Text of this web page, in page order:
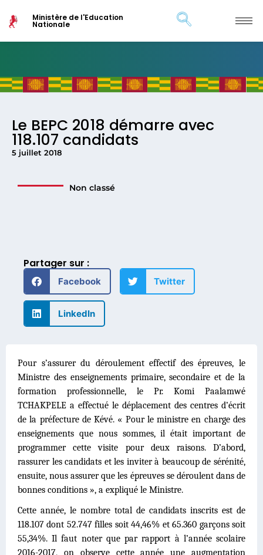
Ministère de l'Education
Nationale
Le BEPC 2018 démarre avec
118.107 candidats
5 juillet 2018
Non classé
Partager sur :
Facebook Twitter
LinkedIn
Pour s’assurer du déroulement effectif des épreuves, le
Ministre des enseignements primaire, secondaire et de la
formation professionnelle, le Pr. Komi Paalamwé
TCHAKPELE a effectué le déplacement des centres d’écrit
de la préfecture de Kévé. « Pour le ministre en charge des
enseignements que nous sommes, il était important de
programmer cette visite pour deux raisons. D’abord,
rassurer les candidats et les inviter à beaucoup de sérénité,
ensuite, nous assurer que les épreuves se déroulent dans de
bonnes conditions », a expliqué le Ministre.
Cette année, le nombre total de candidats inscrits est de
118.107 dont 52.747 filles soit 44,46% et 65.360 garçons soit
55,34%. Il faut noter que par rapport à l’année scolaire
2016-2017, on observe cette année une augmentation